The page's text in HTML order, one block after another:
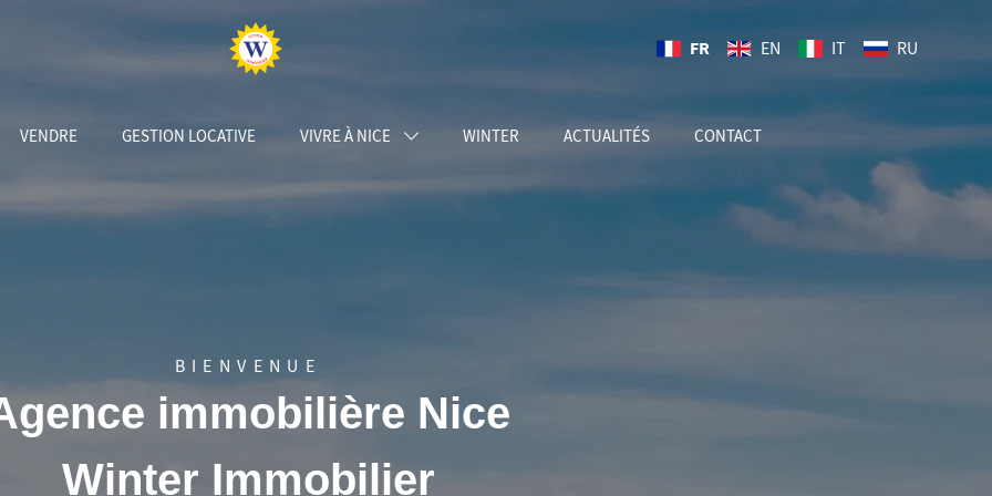
FR EN IT RU
VENDRE GESTION LOCATIVE VIVRE À NICE WINTER ACTUALITÉS CONTACT
BIENVENUE
immobilière Nice
Winter Immobilier